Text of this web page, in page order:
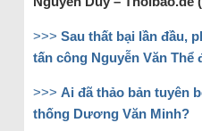
>>> Sau thất bại lần đầu,
tấn công Nguyễn Văn Thể
>>> Ai đã thảo bản tuyên
thống Dương Văn Minh?